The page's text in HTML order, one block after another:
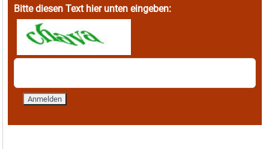
Bitte diesen Text hier unten eingeben: